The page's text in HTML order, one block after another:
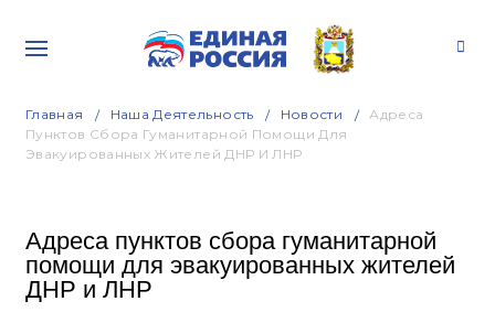
Главная Наша Деятельность Новости
Адреса
Пунктов Сбора Гуманитарной Помощи Для
Эвакуированных Жителей ДНР И ЛНР
Адреса пунктов сбора гуманитарной
помощи для эвакуированных жителей
ДНР и ЛНР